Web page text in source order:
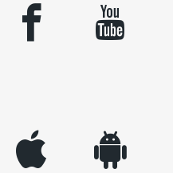
facebook youtube
appleinc android